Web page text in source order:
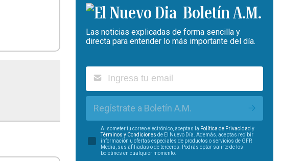
Boletín A.M.
Las noticias explicadas de forma sencilla y
directa para entender lo más importante del día.
Regístrate a Boletín A.M.
Al someter tu correo electrónico, aceptas la Política de Privacidad y
Términos y Condiciones de El Nuevo Día. Además, aceptas recibir
información u ofertas especiales de productos o servicios de GFR
Media, sus afiliadas o de terceros. Podrás optar salirte de los
boletines en cualquier momento.